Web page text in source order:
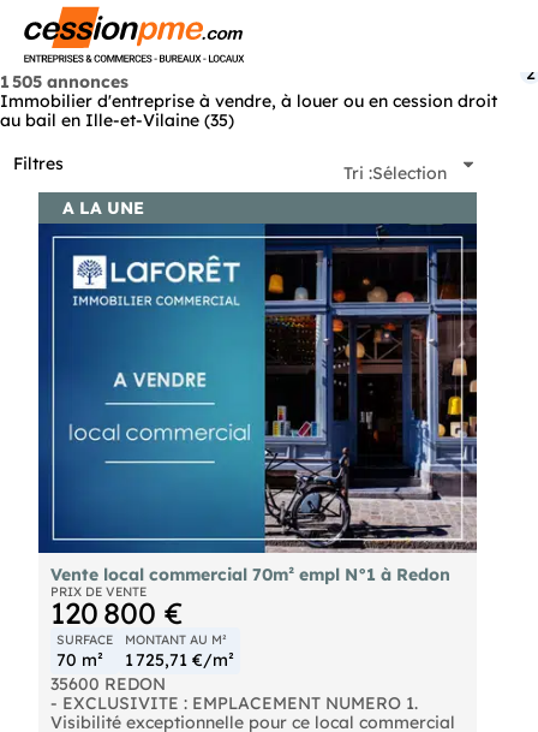
1 505 annonces
Immobilier d'entreprise à vendre, à louer ou en cession droit
au bail en Ille-et-Vilaine (35)
Filtres
2
Tri :Sélection
A LA UNE
Vente local commercial 70m² empl N°1 à Redon
PRIX DE VENTE
120 800 €
SURFACE
70 m²
MONTANT AU M²
1 725,71 €/m²
35600 REDON
- EXCLUSIVITE : EMPLACEMENT NUMERO 1.
Visibilité exceptionnelle pour ce local commercial